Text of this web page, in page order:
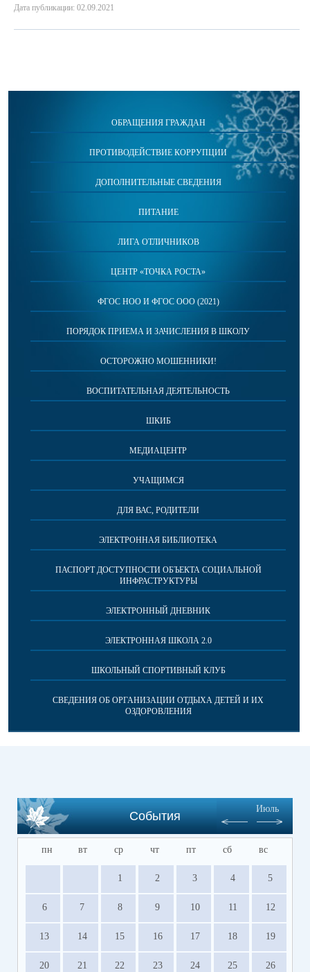
Дата публикации: 02.09.2021
ОБРАЩЕНИЯ ГРАЖДАН
ПРОТИВОДЕЙСТВИЕ КОРРУПЦИИ
ДОПОЛНИТЕЛЬНЫЕ СВЕДЕНИЯ
ПИТАНИЕ
ЛИГА ОТЛИЧНИКОВ
ЦЕНТР «ТОЧКА РОСТА»
ФГОС НОО И ФГОС ООО (2021)
ПОРЯДОК ПРИЕМА И ЗАЧИСЛЕНИЯ В ШКОЛУ
ОСТОРОЖНО МОШЕННИКИ!
ВОСПИТАТЕЛЬНАЯ ДЕЯТЕЛЬНОСТЬ
ШКИБ
МЕДИАЦЕНТР
УЧАЩИМСЯ
ДЛЯ ВАС, РОДИТЕЛИ
ЭЛЕКТРОННАЯ БИБЛИОТЕКА
ПАСПОРТ ДОСТУПНОСТИ ОБЪЕКТА СОЦИАЛЬНОЙ
ИНФРАСТРУКТУРЫ
ЭЛЕКТРОННЫЙ ДНЕВНИК
ЭЛЕКТРОННАЯ ШКОЛА 2.0
ШКОЛЬНЫЙ СПОРТИВНЫЙ КЛУБ
СВЕДЕНИЯ ОБ ОРГАНИЗАЦИИ ОТДЫХА ДЕТЕЙ И ИХ
ОЗДОРОВЛЕНИЯ
События
Июль
пн вт ср чт пт сб вс
1 2 3 4 5
6 7 8 9 10 11 12
13 14 15 16 17 18 19
20 21 22 23 24 25 26